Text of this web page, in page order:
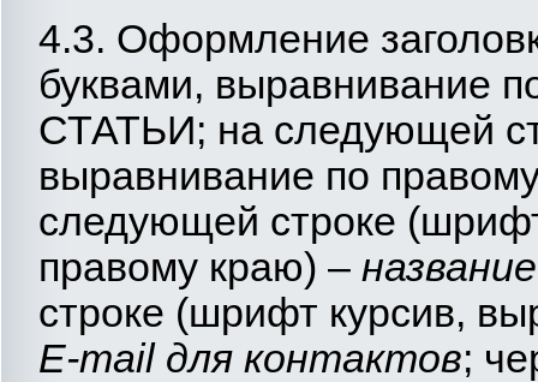
4.3. Оформление
буквами, выравнивание
СТАТЬИ; на следующей
выравнивание по
следующей строке
правому краю) –
строке (шрифт курсив,
E-mail для контактов;